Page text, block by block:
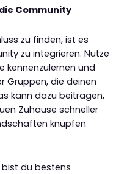
Community
zu finden, ist es
zu integrieren. Nutze
kennenzulernen und
Gruppen, die deinen
kann dazu beitragen,
Zuhause schneller
knüpfen
du bestens